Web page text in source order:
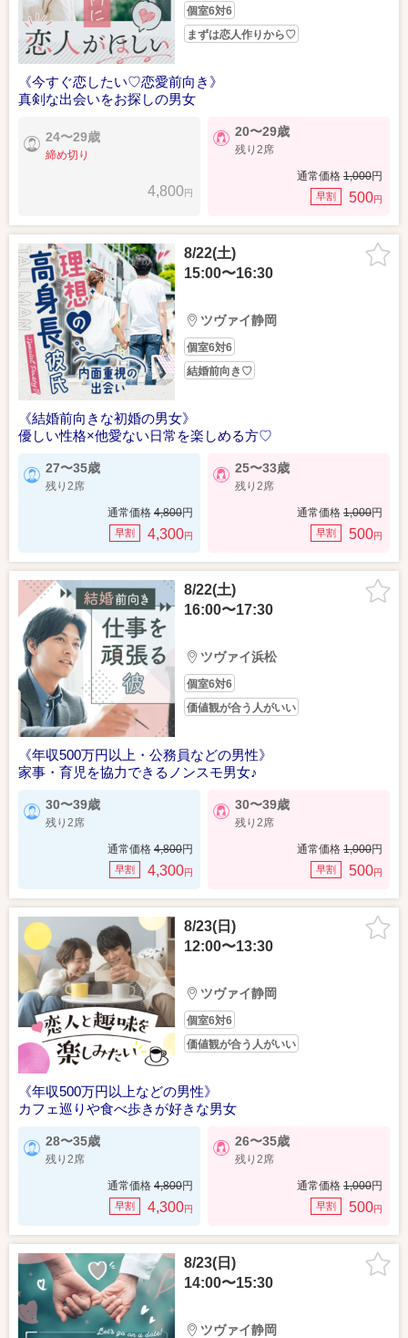
個室6対6
まずは恋人作りから♡
《今すぐ恋したい♡恋愛前向き》
真剣な出会いをお探しの男女
24〜29歳
締め切り
4,800円
20〜29歳
残り2席
通常価格 1,000円
早割 500円
8/22(土)
15:00〜16:30
ツヴァイ静岡
個室6対6
結婚前向き♡
《結婚前向きな初婚の男女》
優しい性格×他愛ない日常を楽しめる方♡
27〜35歳
残り2席
通常価格 4,800円
早割 4,300円
25〜33歳
残り2席
通常価格 1,000円
早割 500円
8/22(土)
16:00〜17:30
ツヴァイ浜松
個室6対6
価値観が合う人がいい
《年収500万円以上・公務員などの男性》
家事・育児を協力できるノンスモ男女♪
30〜39歳
残り2席
通常価格 4,800円
早割 4,300円
30〜39歳
残り2席
通常価格 1,000円
早割 500円
8/23(日)
12:00〜13:30
ツヴァイ静岡
個室6対6
価値観が合う人がいい
《年収500万円以上などの男性》
カフェ巡りや食べ歩きが好きな男女
28〜35歳
残り2席
通常価格 4,800円
早割 4,300円
26〜35歳
残り2席
通常価格 1,000円
早割 500円
8/23(日)
14:00〜15:30
ツヴァイ静岡